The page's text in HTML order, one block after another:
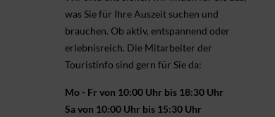
was Sie für Ihre Aus­zeit suchen und
brauchen. Ob aktiv, ent­spannend oder
erlebnis­reich. Die Mitarbeiter der
Touristinfo sind gern für Sie da:
Mo - Fr von 10:00 Uhr bis 18:30 Uhr
Sa von 10:00 Uhr bis 15:30 Uhr